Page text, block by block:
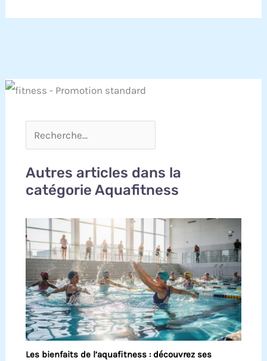
Autres articles dans la
catégorie Aquafitness
Les bienfaits de l’aquafitness : découvrez ses